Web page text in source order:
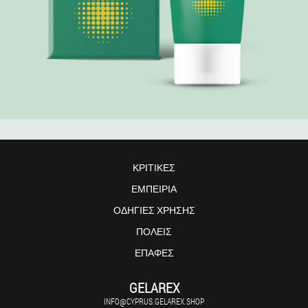
ΚΡΙΤΙΚΈΣ
ΕΜΠΕΙΡΊΑ
ΟΔΗΓΊΕΣ ΧΡΉΣΗΣ
ΠΌΛΕΙΣ
ΕΠΑΦΈΣ
GELAREX
INFO@CYPRUS.GELAREX.SHOP